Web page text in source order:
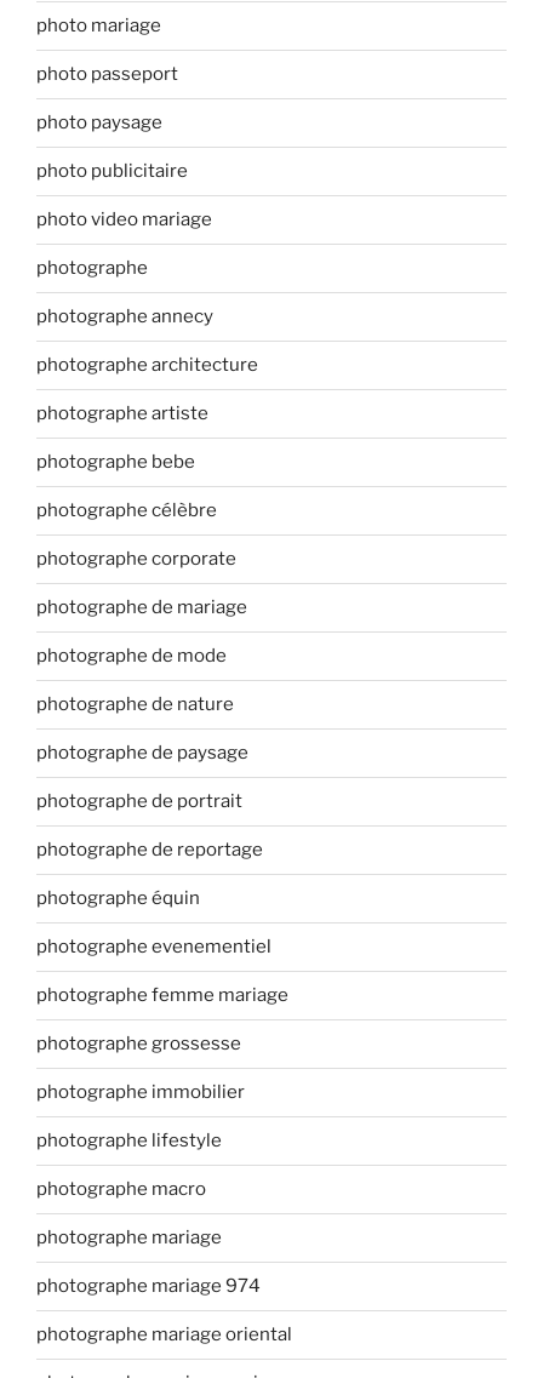
photo mariage
photo passeport
photo paysage
photo publicitaire
photo video mariage
photographe
photographe annecy
photographe architecture
photographe artiste
photographe bebe
photographe célèbre
photographe corporate
photographe de mariage
photographe de mode
photographe de nature
photographe de paysage
photographe de portrait
photographe de reportage
photographe équin
photographe evenementiel
photographe femme mariage
photographe grossesse
photographe immobilier
photographe lifestyle
photographe macro
photographe mariage
photographe mariage 974
photographe mariage oriental